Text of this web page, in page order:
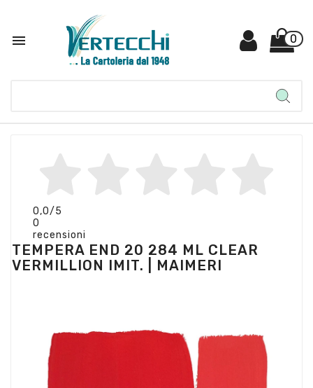
 0
0,0/5
0
recensioni
TEMPERA END 20 284 ML CLEAR
VERMILLION IMIT. | MAIMERI